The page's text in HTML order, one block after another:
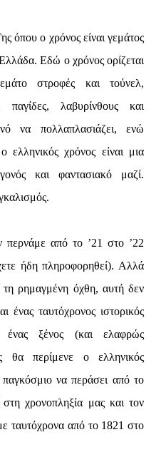
όπου ο χρόνος είναι γεμάτος
Εδώ ο χρόνος ορίζεται
στροφές και τούνελ,
λαβυρίνθους και
να πολλαπλασιάζει, ενώ
ελληνικός χρόνος είναι μια
και φαντασιακό μαζί.
περνάμε από το ’21 στο ’22
ήδη πληροφορηθεί). Αλλά
ρημαγμένη όχθη, αυτή δεν
ένας ταυτόχρονος ιστορικός
ένας ξένος (και ελαφρώς
θα περίμενε ο ελληνικός
να περάσει από το
χρονοπληξία μας και τον
ταυτόχρονα από το 1821 στο